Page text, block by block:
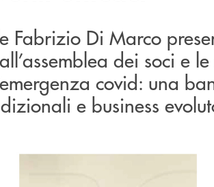
Fabrizio Di Marco
dei soci e
covid: una
e business